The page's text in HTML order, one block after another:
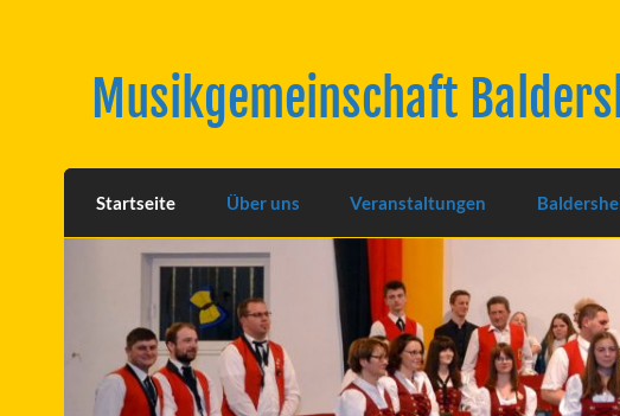
Musikgemeinschaft
Startseite Über uns Veranstaltungen